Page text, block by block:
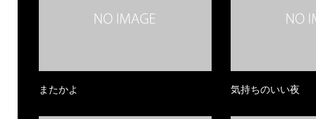
またかよ 気持ちのいい夜